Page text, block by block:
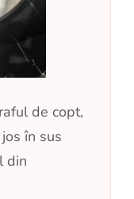
de copt,
în sus
din